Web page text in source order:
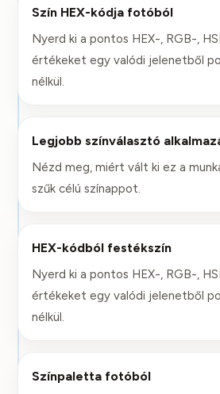
Szín HEX-kódja fotóból
Nyerd ki a pontos HEX-, RGB-,
értékeket egy valódi jelenetből
nélkül.
Legjobb színválasztó
Nézd meg, miért vált ki ez a
szűk célú színappot.
HEX-kódból festékszín
Nyerd ki a pontos HEX-, RGB-,
értékeket egy valódi jelenetből
nélkül.
Színpaletta fotóból